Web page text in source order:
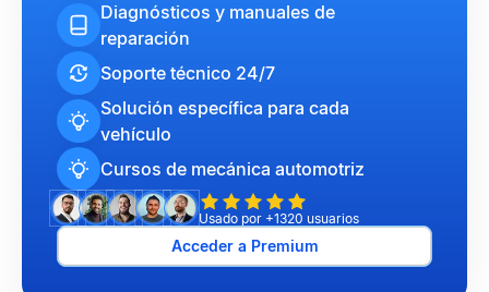
Diagnósticos y manuales de
reparación
Soporte técnico 24/7
Solución específica para cada
vehículo
Cursos de mecánica automotriz
Usado por +1320 usuarios
Acceder a Premium